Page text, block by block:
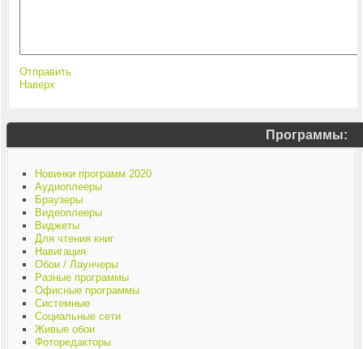
Отправить
Наверх
Программы:
Новинки программ 2020
Аудиоплееры
Браузеры
Видеоплееры
Виджеты
Для чтения книг
Навигация
Обои / Лаунчеры
Разные программы
Офисные программы
Системные
Социальные сети
Живые обои
Фоторедакторы